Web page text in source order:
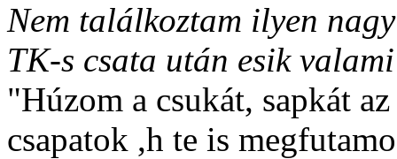
Nem találkoztam ilyen
TK-s csata után esik valami
"Húzom a csukát, sapkát
csapatok ,h te is